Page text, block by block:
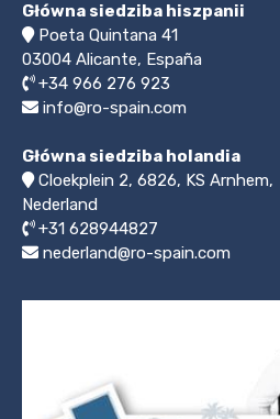
Główna siedziba hiszpanii
Poeta Quintana 41
03004 Alicante, España
+34 966 276 923
info@ro-spain.com
Główna siedziba holandia
Cloekplein 2, 6826, KS Arnhem,
Nederland
+31 628944827
nederland@ro-spain.com